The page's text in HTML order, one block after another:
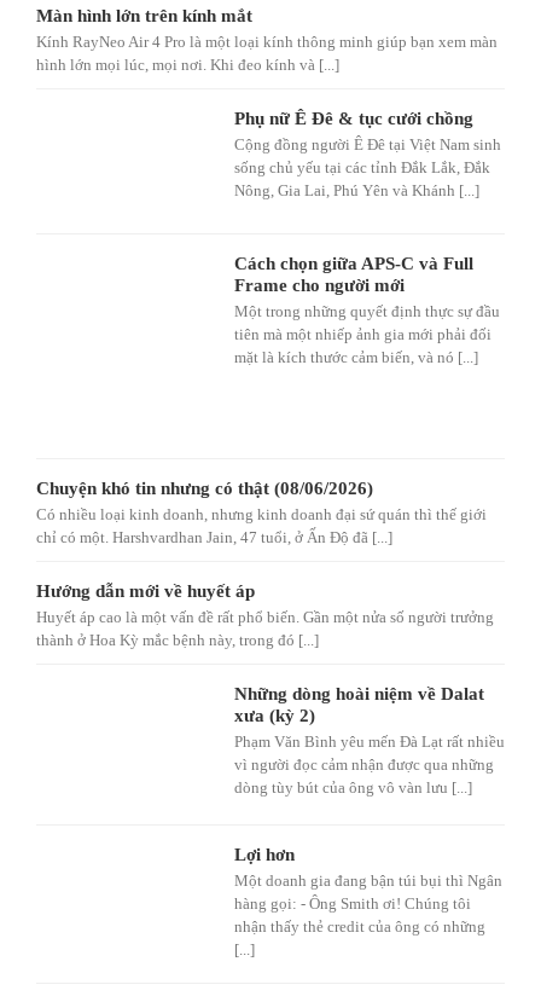
Màn hình lớn trên kính mắt
Kính RayNeo Air 4 Pro là một loại kính thông minh giúp bạn xem màn
hình lớn mọi lúc, mọi nơi. Khi đeo kính và [...]
Phụ nữ Ê Đê & tục cưới chồng
Cộng đồng người Ê Đê tại Việt Nam sinh
sống chủ yếu tại các tỉnh Đắk Lắk, Đắk
Nông, Gia Lai, Phú Yên và Khánh [...]
Cách chọn giữa APS-C và Full
Frame cho người mới
Một trong những quyết định thực sự đầu
tiên mà một nhiếp ảnh gia mới phải đối
mặt là kích thước cảm biến, và nó [...]
Chuyện khó tin nhưng có thật (08/06/2026)
Có nhiều loại kinh doanh, nhưng kinh doanh đại sứ quán thì thế giới
chỉ có một. Harshvardhan Jain, 47 tuổi, ở Ấn Độ đã [...]
Hướng dẫn mới về huyết áp
Huyết áp cao là một vấn đề rất phổ biến. Gần một nửa số người trưởng
thành ở Hoa Kỳ mắc bệnh này, trong đó [...]
Những dòng hoài niệm về Dalat
xưa (kỳ 2)
Phạm Văn Bình yêu mến Đà Lạt rất nhiều
vì người đọc cảm nhận được qua những
dòng tùy bút của ông vô vàn lưu [...]
Lợi hơn
Một doanh gia đang bận túi bụi thì Ngân
hàng gọi: - Ông Smith ơi! Chúng tôi
nhận thấy thẻ credit của ông có những
[...]